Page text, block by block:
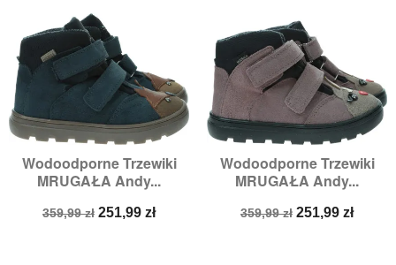
Wodoodporne Trzewiki
MRUGAŁA Andy...
Cena
359,99 zł Cena
251,99 zł
Wodoodporne Trzewiki
MRUGAŁA Andy...
Cena
359,99 zł Cena
251,99 zł